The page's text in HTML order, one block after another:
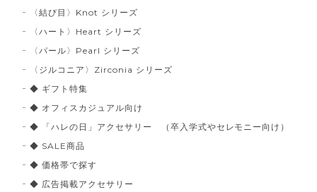
〈結び目〉Knot シリーズ
〈ハート〉Heart シリーズ
〈パール〉Pearl シリーズ
〈ジルコニア〉Zirconia シリーズ
◆ ギフト特集
◆ オフィスカジュアル向け
◆ 「ハレの日」アクセサリー （卒入学式やセレモニー向け）
◆ SALE商品
◆ 価格帯で探す
◆ 広告掲載アクセサリー